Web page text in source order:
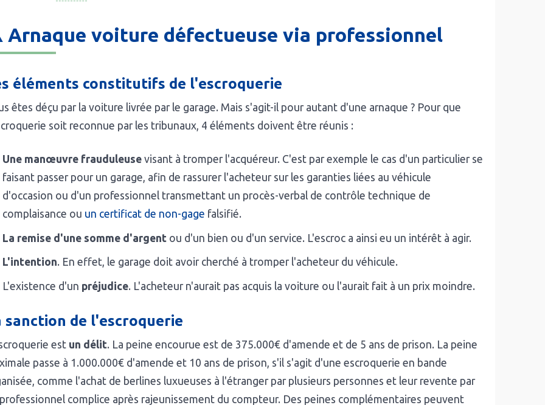
voiture défectueuse via professionnel
éléments constitutifs de l'escroquerie
êtes déçu par la voiture livrée par le garage. Mais s'agit-il pour autant d'une arnaque ? Pour que
soit reconnue par les tribunaux, 4 éléments doivent être réunis :
Une manœuvre frauduleuse visant à tromper l'acquéreur. C'est par exemple le cas d'un particulier se
faisant passer pour un garage, afin de rassurer l'acheteur sur les garanties liées au véhicule
d'occasion ou d'un professionnel transmettant un procès-verbal de contrôle technique de
complaisance ou un certificat de non-gage falsifié.
La remise d'une somme d'argent ou d'un bien ou d'un service. L'escroc a ainsi eu un intérêt à agir.
L'intention. En effet, le garage doit avoir cherché à tromper l'acheteur du véhicule.
L'existence d'un préjudice. L'acheteur n'aurait pas acquis la voiture ou l'aurait fait à un prix moindre.
sanction de l'escroquerie
est un délit. La peine encourue est de 375.000€ d'amende et de 5 ans de prison. La peine
passe à 1.000.000€ d'amende et 10 ans de prison, s'il s'agit d'une escroquerie en bande
comme l'achat de berlines luxueuses à l'étranger par plusieurs personnes et leur revente par
complice après rajeunissement du compteur. Des peines complémentaires peuvent